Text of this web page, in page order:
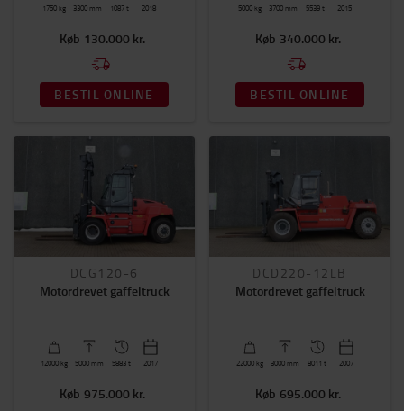
3000mm 5500mm
0kg 5000kg
Pris
Driftstimer
1000-
Årgang
Gaffellængde (mm)
1200(4)
1750 kg 3300 mm 1087 t 2018
Køb 130.000 kr.
BESTIL ONLINE
5000 kg 3700 mm 5539 t 2015
Køb 340.000 kr.
BESTIL ONLINE
DCG120-6
Motordrevet gaffeltruck
12000 kg 5000 mm 5883 t 2017
Køb 975.000 kr.
DCD220-12LB
Motordrevet gaffeltruck
22000 kg 3000 mm 8011 t 2007
Køb 695.000 kr.